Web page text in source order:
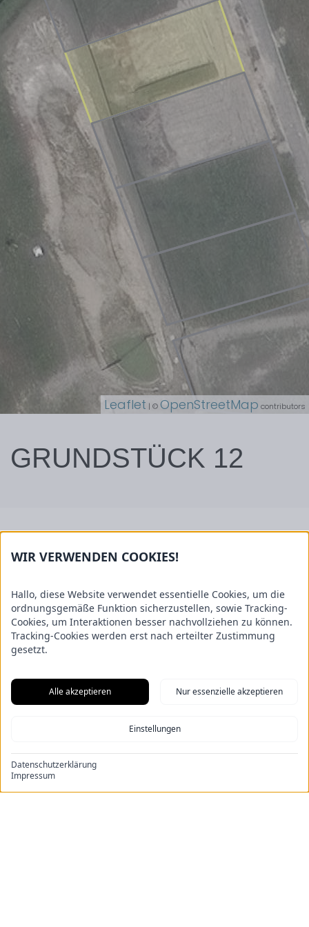
Leaflet | ©OpenStreetMap contributors
GRUNDSTÜCK 12
ein.
Sie können jede Priorität nur einmal vergeben.
Zurück zu den Baugrundstücken
DIESES GRUNDSTÜCK
KANN NICHT ERWORBEN
WIR VERWENDEN COOKIES!
Hallo, diese Website verwendet essentielle Cookies, um die
ordnungsgemäße Funktion sicherzustellen, sowie Tracking-
Cookies, um Interaktionen besser nachvollziehen zu können.
Tracking-Cookies werden erst nach erteilter Zustimmung
gesetzt.
Alle akzeptieren Nur essenzielle akzeptieren
Einstellungen
Datenschutzerklärung
Impressum